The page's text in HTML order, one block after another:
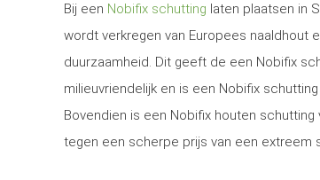
Bij een Nobifix schutting laten plaatsen in
wordt verkregen van Europees
duurzaamheid. Dit geeft de een Nobifix
milieuvriendelijk en is een Nobifix
Bovendien is een Nobifix houten
tegen een scherpe prijs van een extreem